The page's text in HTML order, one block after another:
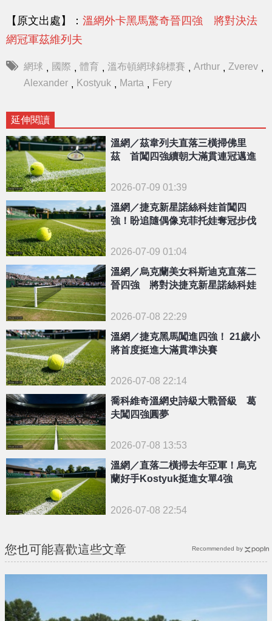
【原文出處】： 溫網外卡黑馬驚奇晉四強 將對決法
網冠軍茲維列夫
網球 , 國際 , 體育 , 溫布頓網球錦標賽 , Arthur , Zverev ,
Alexander , Kostyuk , Marta , Fery
延伸閱讀
溫網／茲韋列夫直落三橫掃佛里
茲 首闖四強續朝大滿貫連冠邁進
2026-07-09 01:39
溫網／捷克新星諾絲科娃首闖四
強！盼追隨偶像克菲托娃奪冠步伐
2026-07-09 01:04
溫網／烏克蘭美女科斯迪克直落二
晉四強 將對決捷克新星諾絲科娃
2026-07-08 22:29
溫網／捷克黑馬闖進四強！ 21歲小
將首度挺進大滿貫準決賽
2026-07-08 22:14
喬科維奇溫網史詩級大戰晉級 葛
夫闖四強圓夢
2026-07-08 13:53
溫網／直落二橫掃去年亞軍！烏克
蘭好手Kostyuk挺進女單4強
2026-07-08 22:54
您也可能喜歡這些文章 Recommended by